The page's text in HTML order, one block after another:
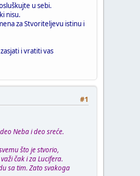
u sebi.
nisu.
za Stvoriteljevu istinu i
i vratiti vas
#1
Neba i deo sreće.
što je stvorio,
čak i za Lucifera.
sa tim. Zato svakoga